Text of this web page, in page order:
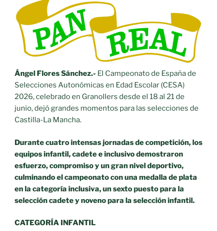
Ángel Flores Sánchez.- El Campeonato de España de
Selecciones Autonómicas en Edad Escolar (CESA)
2026, celebrado en Granollers desde el 18 al 21 de
junio, dejó grandes momentos para las selecciones de
Castilla-La Mancha.
Durante cuatro intensas jornadas de competición, los
equipos infantil, cadete e inclusivo demostraron
esfuerzo, compromiso y un gran nivel deportivo,
culminando el campeonato con una medalla de plata
en la categoría inclusiva, un sexto puesto para la
selección cadete y noveno para la selección infantil.
CATEGORÍA INFANTIL